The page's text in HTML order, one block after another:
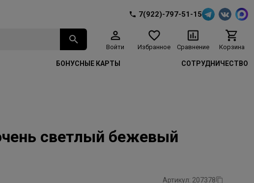
7(922)-797-51-15
Войти Избранное Сравнение Корзина
БОНУСНЫЕ КАРТЫ СОТРУДНИЧЕСТВО
светлый бежевый
Артикул: 207378